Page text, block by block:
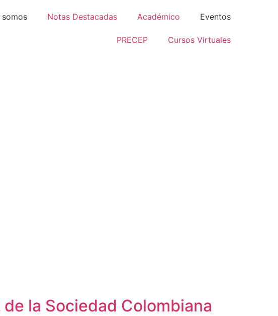
somos Notas Destacadas Académico Eventos
PRECEP Cursos Virtuales
la Sociedad Colombiana